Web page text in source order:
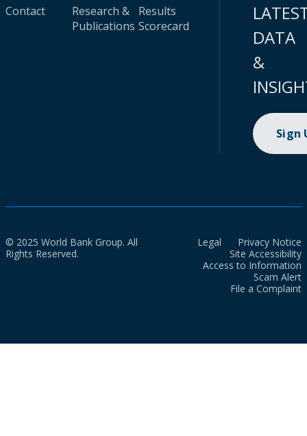
Contact
Research &
Publications
Results
Scorecard
DATA
&
Sign
© 2025 World Bank Group. All
Rights Reserved.
Legal
Privacy Notice
Site Accessibility
Access to Information
Scam Alert
File a Complaint